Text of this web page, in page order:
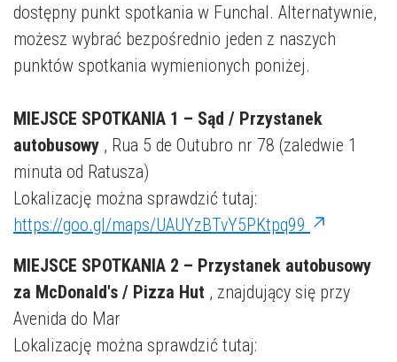
dostępny punkt spotkania w Funchal. Alternatywnie,
możesz wybrać bezpośrednio jeden z naszych
punktów spotkania wymienionych poniżej.
MIEJSCE SPOTKANIA 1 – Sąd / Przystanek
autobusowy , Rua 5 de Outubro nr 78 (zaledwie 1
minuta od Ratusza)
Lokalizację można sprawdzić tutaj:
https://goo.gl/maps/UAUYzBTvY5PKtpq99
MIEJSCE SPOTKANIA 2 – Przystanek autobusowy
za McDonald's / Pizza Hut , znajdujący się przy
Avenida do Mar
Lokalizację można sprawdzić tutaj: